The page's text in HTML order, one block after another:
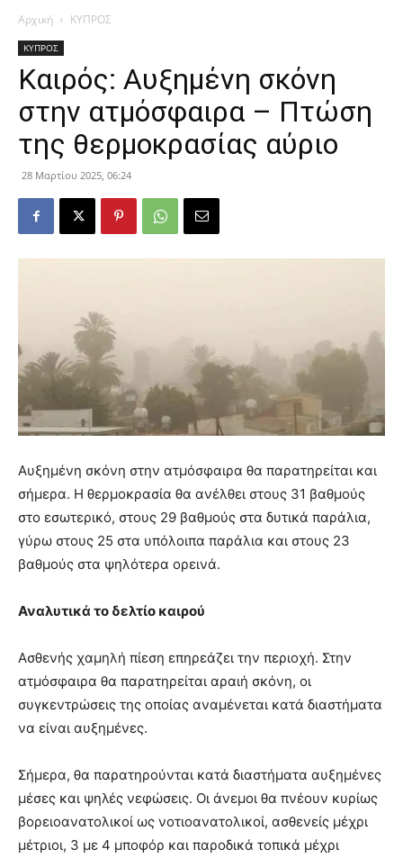
Αρχική ΚΥΠΡΟΣ
ΚΥΠΡΟΣ
Καιρός: Αυξημένη σκόνη
στην ατμόσφαιρα – Πτώση
της θερμοκρασίας αύριο
28 Μαρτίου 2025, 06:24
Αυξημένη σκόνη στην ατμόσφαιρα θα παρατηρείται και
σήμερα. Η θερμοκρασία θα ανέλθει στους 31 βαθμούς
στο εσωτερικό, στους 29 βαθμούς στα δυτικά παράλια,
γύρω στους 25 στα υπόλοιπα παράλια και στους 23
βαθμούς στα ψηλότερα ορεινά.
Αναλυτικά το δελτίο καιρού
Ασθενής χαμηλή πίεση επηρεάζει την περιοχή. Στην
ατμόσφαιρα θα παρατηρείται αραιή σκόνη, οι
συγκεντρώσεις της οποίας αναμένεται κατά διαστήματα
να είναι αυξημένες.
Σήμερα, θα παρατηρούνται κατά διαστήματα αυξημένες
μέσες και ψηλές νεφώσεις. Οι άνεμοι θα πνέουν κυρίως
βορειοανατολικοί ως νοτιοανατολικοί, ασθενείς μέχρι
μέτριοι, 3 με 4 μποφόρ και παροδικά τοπικά μέχρι